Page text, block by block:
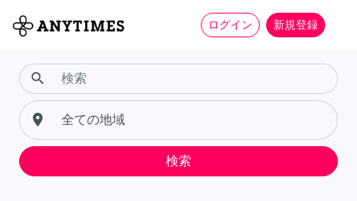
ログイン 新規登録
search
place
検索